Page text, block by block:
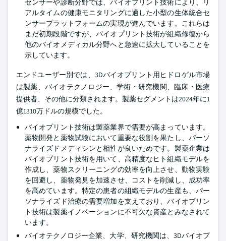
センサーや診断分野では、バイオプリント技術により、リ
アルタイムの健康モニタリングに適した小型の生体統合セ
ンサープラットフォームの実現が進んでいます。これらは
まだ初期段階ですが、バイオプリント技術が組織修復から
他のバイオメディカル分野へと急速に拡大していることを
示しています。
エンドユーザー別では、3Dバイオプリント用ヒドロゲル市場
は製薬、バイオテクノロジー、学術・研究機関、臨床・医療
提供者、その他に分類されます。製薬セグメントは2024年に1
億1310万ドルの規模でした。
バイオプリント技術は製薬業界で需要が高まっています。
薬物開発と薬物試験において重要な役割を果たし、パーソ
ナライズドメディシンと相性が良いためです。製薬企業は
バイオプリント技術を用いて、高精度なヒト組織モデルを
作成し、薬物スクリーニングの効率を向上させ、動物実験
を回避し、薬物発見を加速させ、コストを削減し、成功率
を高めています。特定の患者の組織モデルの生産も、パー
ソナライズド治療の需要増加を支えており、バイオプリン
ト技術は製薬イノベーションに不可欠な資産とみなされて
います。
バイオテクノロジー企業、大学、研究機関は、3Dバイオプ